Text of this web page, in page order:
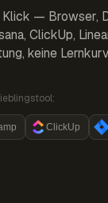
Klick — Browser,
ClickUp,
keine
ClickUp